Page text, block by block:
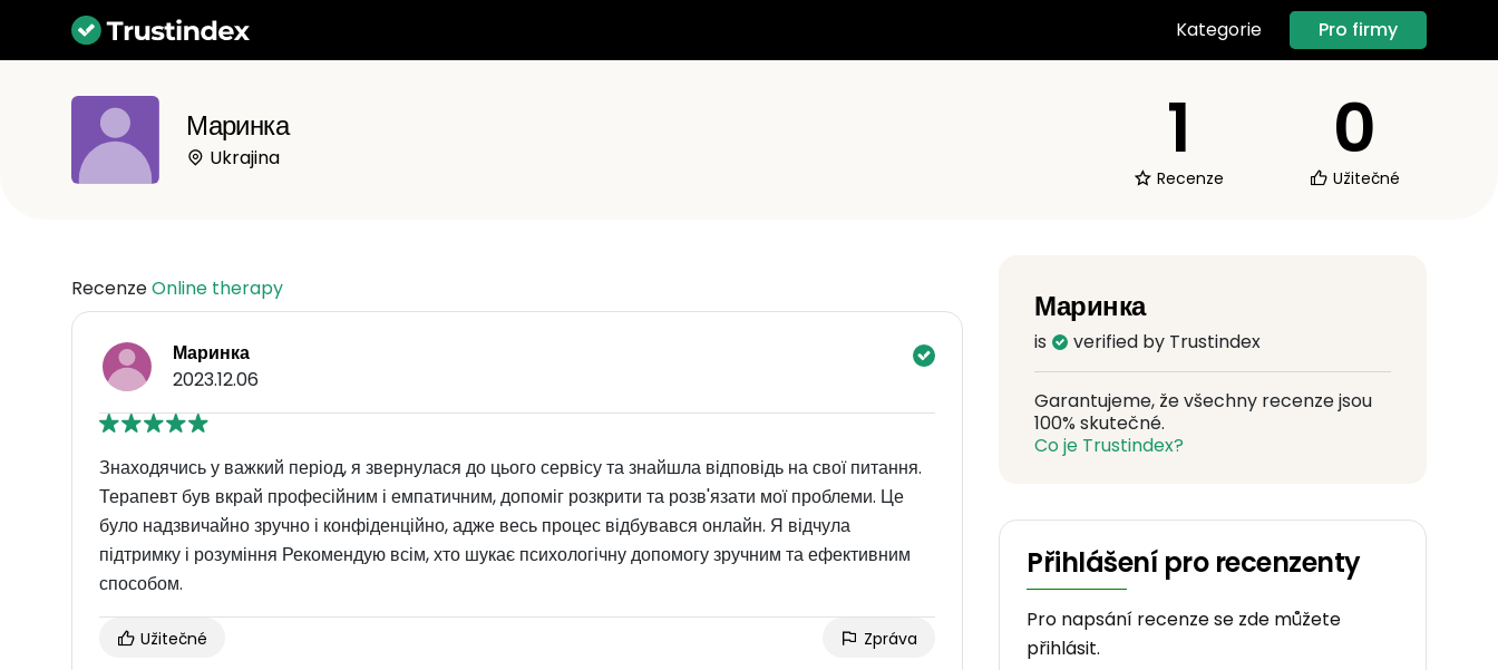
Kategorie Pro firmy
Маринка
Ukrajina 1
Recenze
0
Užitečné
RecenzeOnline therapy
Маринка
2023.12.06
Знаходячись у важкий період, я звернулася до цього сервісу та знайшла відповідь на свої питання.
Терапевт був вкрай професійним і емпатичним, допоміг розкрити та розв'язати мої проблеми. Це
було надзвичайно зручно і конфіденційно, адже весь процес відбувався онлайн. Я відчула
підтримку і розуміння Рекомендую всім, хто шукає психологічну допомогу зручним та ефективним
способом.
Užitečné Zpráva
Маринка
is verified by Trustindex
Garantujeme, že všechny recenze jsou
100% skutečné.
Co je Trustindex?
Přihlášení pro recenzenty
Pro napsání recenze se zde můžete
přihlásit.